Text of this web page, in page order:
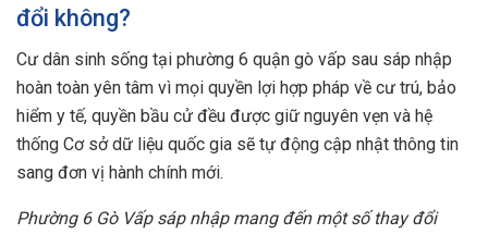
đổi không?
Cư dân sinh sống tại phường 6 quận gò vấp sau sáp nhập
hoàn toàn yên tâm vì mọi quyền lợi hợp pháp về cư trú, bảo
hiểm y tế, quyền bầu cử đều được giữ nguyên vẹn và hệ
thống Cơ sở dữ liệu quốc gia sẽ tự động cập nhật thông tin
sang đơn vị hành chính mới.
Phường 6 Gò Vấp sáp nhập mang đến một số thay đổi